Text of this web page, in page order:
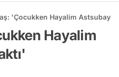
'Çocukken Hayalim Astsubay
Hayalim